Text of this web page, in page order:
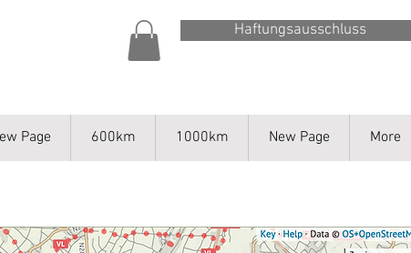
Haftungsausschluss
Page 600km 1000km New Page More